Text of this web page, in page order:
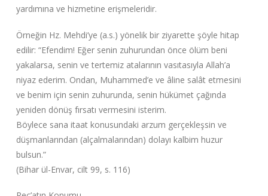
yardımına ve hizmetine erişmeleridir.
Örneğin Hz. Mehdi’ye (a.s.) yönelik bir ziyarette şöyle hitap
edilir: “Efendim! Eğer senin zuhurundan önce ölüm beni
yakalarsa, senin ve tertemiz atalarının vasıtasıyla Allah’a
niyaz ederim. Ondan, Muhammed’e ve âline salât etmesini
ve benim için senin zuhurunda, senin hükümet çağında
yeniden dönüş fırsatı vermesini isterim.
Böylece sana itaat konusundaki arzum gerçekleşsin ve
düşmanlarından (alçalmalarından) dolayı kalbim huzur
bulsun.”
(Bihar ül-Envar, cilt 99, s. 116)